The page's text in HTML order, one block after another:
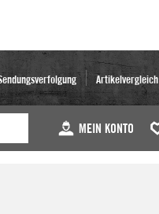
Artikelvergleich
MEIN KONTO